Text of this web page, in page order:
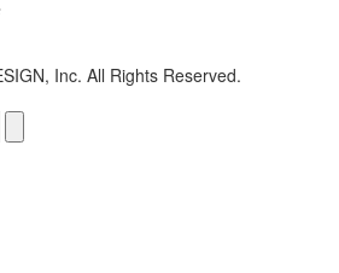
Inc. All Rights Reserved.